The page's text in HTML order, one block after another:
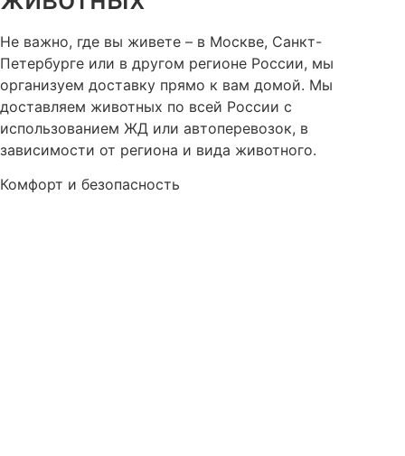
Не важно, где вы живете – в Москве, Санкт-
Петербурге или в другом регионе России, мы
организуем доставку прямо к вам домой. Мы
доставляем животных по всей России с
использованием ЖД или автоперевозок, в
зависимости от региона и вида животного.
Комфорт и безопасность